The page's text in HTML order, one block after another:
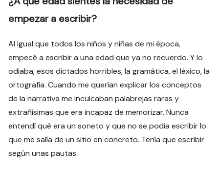
empezar a escribir?
Al igual que todos los niños y niñas de mi época,
empecé a escribir a una edad que ya no recuerdo. Y lo
odiaba, esos dictados horribles, la gramática, el léxico, la
ortografía. Cuando me querían explicar los conceptos
de la narrativa me inculcaban palabrejas raras y
extrañísimas que era incapaz de memorizar. Nunca
entendí qué era un soneto y que no se podía escribir lo
que me salía de un sitio en concreto. Tenía que escribir
según unas pautas.